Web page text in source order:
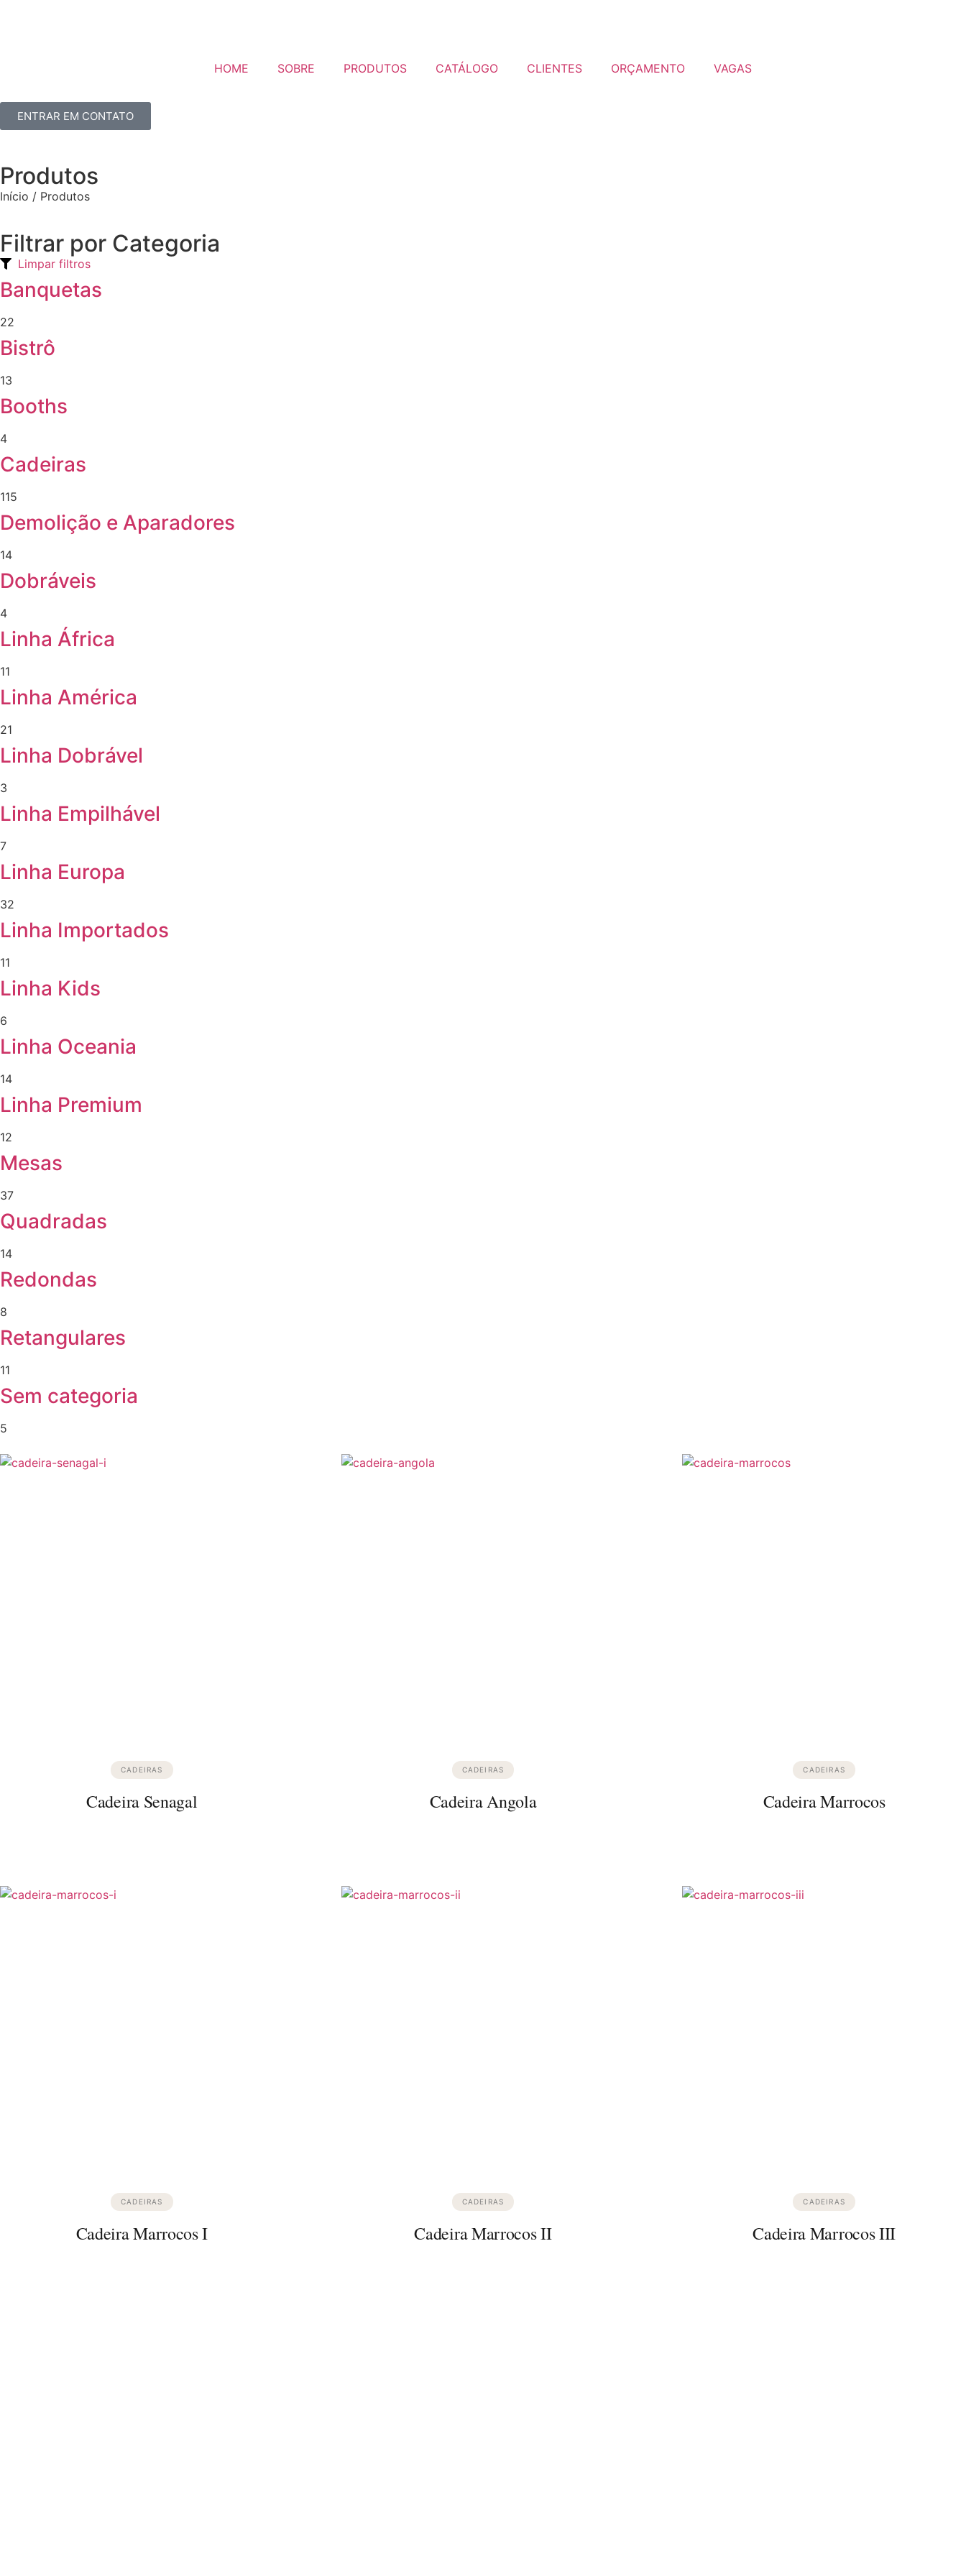
HOME SOBRE PRODUTOS CATÁLOGO CLIENTES ORÇAMENTO VAGAS
ENTRAR EM CONTATO
Produtos
Início / Produtos
Filtrar por Categoria
Limpar filtros
Banquetas
22
Bistrô
13
Booths
4
Cadeiras
115
Demolição e Aparadores
14
Dobráveis
4
Linha África
11
Linha América
21
Linha Dobrável
3
Linha Empilhável
7
Linha Europa
32
Linha Importados
11
Linha Kids
6
Linha Oceania
14
Linha Premium
12
Mesas
37
Quadradas
14
Redondas
8
Retangulares
11
Sem categoria
5
CADEIRAS
Cadeira Senagal
CADEIRAS
Cadeira Angola
CADEIRAS
Cadeira Marrocos
CADEIRAS
Cadeira Marrocos I
CADEIRAS
Cadeira Marrocos II
CADEIRAS
Cadeira Marrocos III